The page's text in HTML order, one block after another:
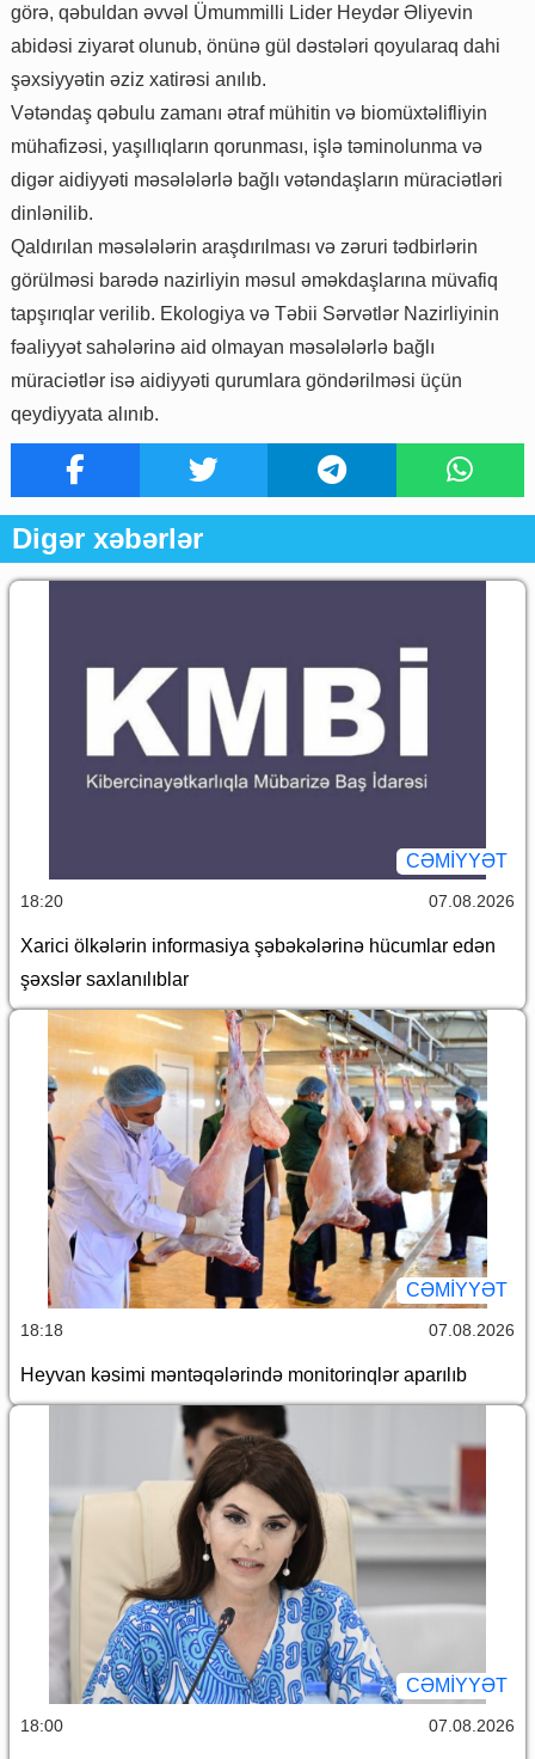
görə, qəbuldan əvvəl Ümummilli Lider Heydər Əliyevin
abidəsi ziyarət olunub, önünə gül dəstələri qoyularaq dahi
şəxsiyyətin əziz xatirəsi anılıb.
Vətəndaş qəbulu zamanı ətraf mühitin və biomüxtəlifliyin
mühafizəsi, yaşıllıqların qorunması, işlə təminolunma və
digər aidiyyəti məsələlərlə bağlı vətəndaşların müraciətləri
dinlənilib.
Qaldırılan məsələlərin araşdırılması və zəruri tədbirlərin
görülməsi barədə nazirliyin məsul əməkdaşlarına müvafiq
tapşırıqlar verilib. Ekologiya və Təbii Sərvətlər Nazirliyinin
fəaliyyət sahələrinə aid olmayan məsələlərlə bağlı
müraciətlər isə aidiyyəti qurumlara göndərilməsi üçün
qeydiyyata alınıb.
Digər xəbərlər
CƏMİYYƏT
18:20 07.08.2026
Xarici ölkələrin informasiya şəbəkələrinə hücumlar edən
şəxslər saxlanılıblar
CƏMİYYƏT
18:18 07.08.2026
Heyvan kəsimi məntəqələrində monitorinqlər aparılıb
CƏMİYYƏT
18:00 07.08.2026